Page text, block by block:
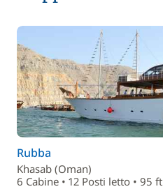
Rubba
Khasab (Oman)
6 Cabine • 12 Posti letto • 95 ft